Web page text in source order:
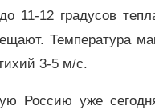
11-12 градусов
Температура
3-5 м/с.
Россию уже